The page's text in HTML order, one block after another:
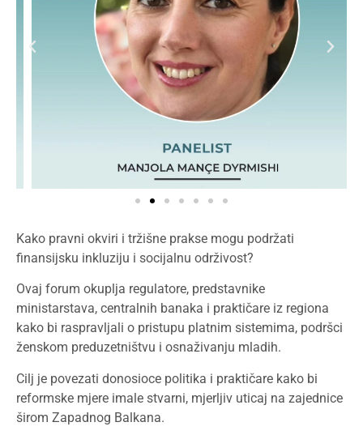
Kako pravni okviri i tržišne prakse mogu podržati
finansijsku inkluziju i socijalnu održivost?
Ovaj forum okuplja regulatore, predstavnike
ministarstava, centralnih banaka i praktičare iz regiona
kako bi raspravljali o pristupu platnim sistemima, podršci
ženskom preduzetništvu i osnaživanju mladih.
Cilj je povezati donosioce politika i praktičare kako bi
reformske mjere imale stvarni, mjerljiv uticaj na zajednice
širom Zapadnog Balkana.